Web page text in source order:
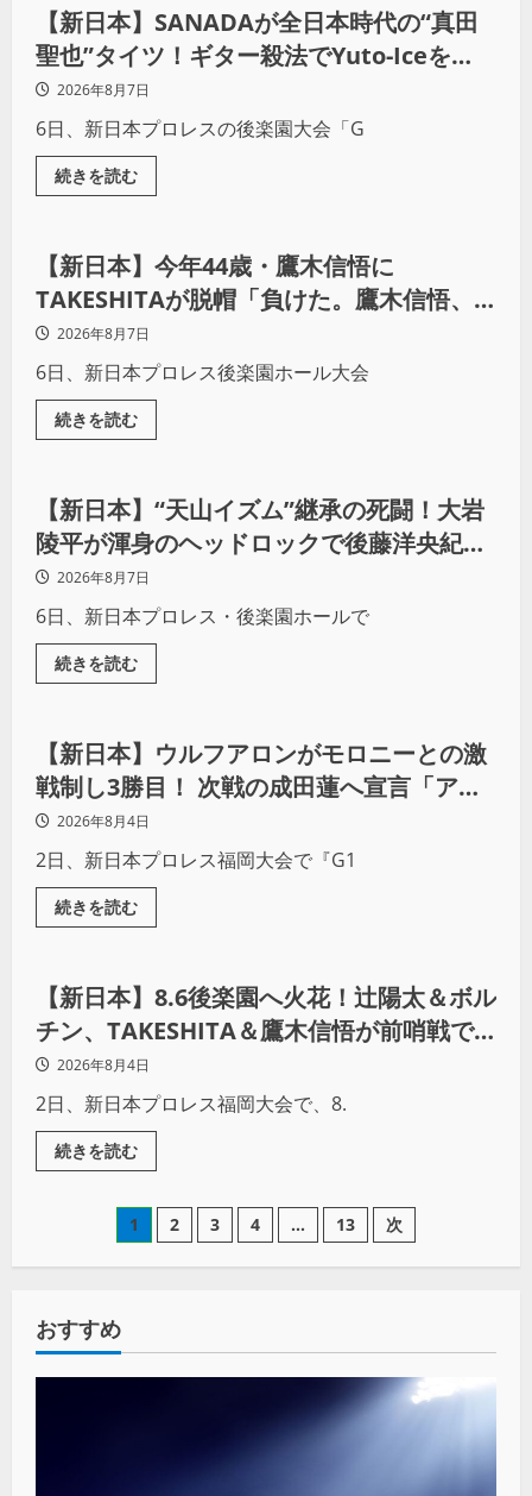
【新日本】SANADAが全日本時代の“真田
聖也”タイツ！ギター殺法でYuto-Iceを
KO「俺と闘う時は考えろ。感じるな」
2026年8月7日
6日、新日本プロレスの後楽園大会「G
続きを読む
プロレス
【新日本】今年44歳・鷹木信悟に
TAKESHITAが脱帽「負けた。鷹木信悟、
強いわ！」
2026年8月7日
6日、新日本プロレス後楽園ホール大会
続きを読む
プロレス
【新日本】“天山イズム”継承の死闘！大岩
陵平が渾身のヘッドロックで後藤洋央紀か
らタップ奪取 執念の「リベンジ＆4勝目」
2026年8月7日
6日、新日本プロレス・後楽園ホールで
続きを読む
プロレス
【新日本】ウルフアロンがモロニーとの激
戦制し3勝目！ 次戦の成田蓮へ宣言「アイ
ツの王道を俺の王道でぶち壊す」
2026年8月4日
2日、新日本プロレス福岡大会で『G1
続きを読む
プロレス
【新日本】8.6後楽園へ火花！辻陽太＆ボル
チン、TAKESHITA＆鷹木信悟が前哨戦で
激突2026年8月4日
2日、新日本プロレス福岡大会で、8.
続きを読む
1 2 3 4 … 13 次
おすすめ